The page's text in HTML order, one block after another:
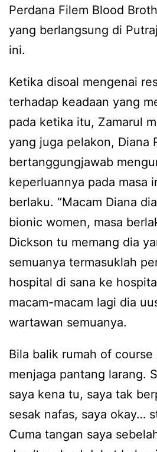
Perdana Filem Blood
yang berlangsung di
ini.
Ketika disoal mengenai
terhadap keadaan yang
pada ketika itu, Zamarul
yang juga pelakon, Diana
bertanggungjawab
keperluannya pada masa
berlaku. “Macam Diana
bionic women, masa
Dickson tu memang dia
semuanya termasuklah
hospital di sana ke
macam-macam lagi dia
wartawan semuanya.
Bila balik rumah of course
menjaga pantang larang.
saya kena tu, saya tak
sesak nafas, saya okay…
Cuma tangan saya